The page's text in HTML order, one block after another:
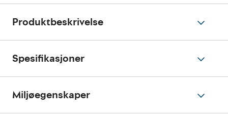
Produktbeskrivelse
Spesifikasjoner
Miljøegenskaper